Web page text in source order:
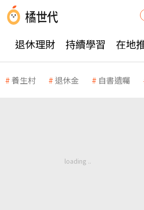
退休理財 持續學習 在地
養生村 退休金 自書遺囑